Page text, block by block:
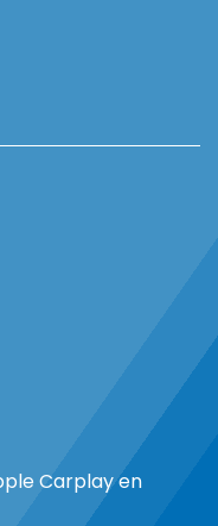
Carplay en